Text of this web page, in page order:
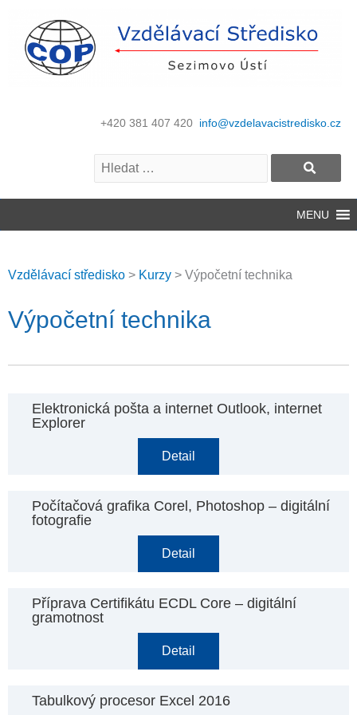
+420 381 407 420 info@vzdelavacistredisko.cz
MENU
Vzdělávací středisko > Kurzy > Výpočetní technika
Výpočetní technika
Elektronická pošta a internet Outlook, internet
Explorer
Detail
Počítačová grafika Corel, Photoshop – digitální
fotografie
Detail
Příprava Certifikátu ECDL Core – digitální
gramotnost
Detail
Tabulkový procesor Excel 2016